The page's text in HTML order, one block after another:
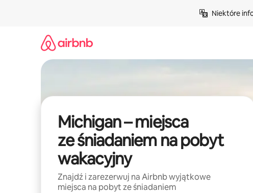
Niektóre
Michigan – miejsca
ze śniadaniem na pobyt
wakacyjny
Znajdź i zarezerwuj na Airbnb wyjątkowe
miejsca na pobyt ze śniadaniem